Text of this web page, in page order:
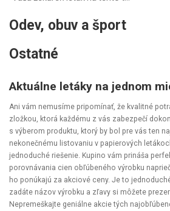
Odev, obuv a šport
Ostatné
Aktuálne letáky na jednom
Ani vám nemusíme pripomínať, že kvalitné
zložkou, ktorá každému z vás zabezpečí
s výberom produktu, ktorý by bol pre vás ten
nekonečnému listovaniu v papierových
jednoduché riešenie. Kupino vám prináša
porovnávania cien obľúbeného výrobku
ho ponúkajú za akciové ceny. Je to
zadáte názov výrobku a zľavy si môžete
Nepremeškajte geniálne akcie tých